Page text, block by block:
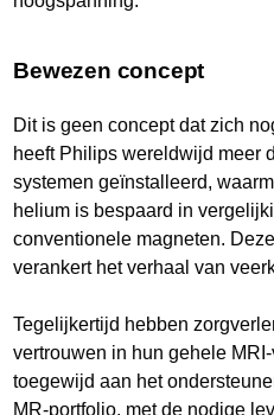
Bewezen concept
Dit is geen concept dat zich
heeft Philips wereldwijd meer
systemen geïnstalleerd,
helium is bespaard in
conventionele magneten.
verankert het verhaal van
Tegelijkertijd hebben
vertrouwen in hun gehele
toegewijd aan het
MR-portfolio, met de nodige